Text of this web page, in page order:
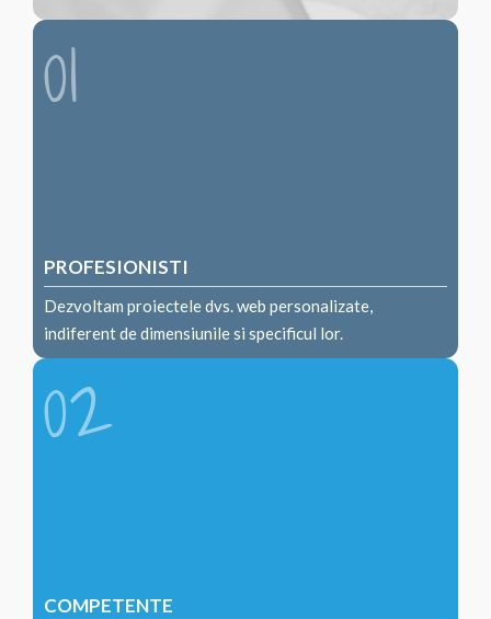
PROFESIONISTI
Dezvoltam proiectele dvs. web personalizate,
indiferent de dimensiunile si specificul lor.
COMPETENTE